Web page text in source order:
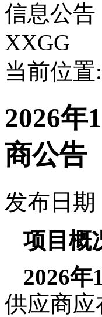
信息公告
XXGG
当前位置:
2026年
商公告
发布日
项目概
2026
供应商